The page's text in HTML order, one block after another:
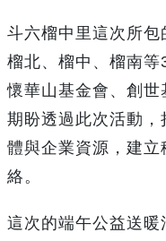
斗六榴中里這次所
榴北、榴中、榴南
懷華山基金會、創世
期盼透過此次活動，
體與企業資源，建立
絡。
這次的端午公益送